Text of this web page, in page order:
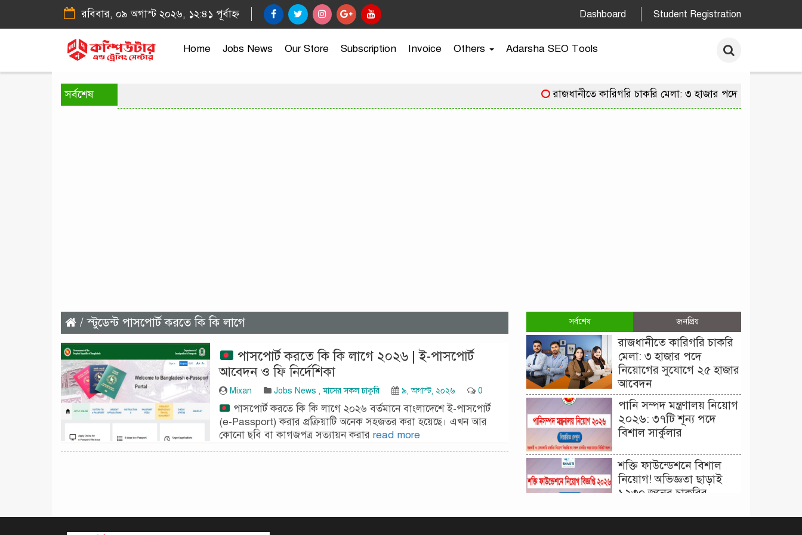
রবিবার, ০৯ অগাস্ট ২০২৬, ১২:৪১ পূর্বাহ্ন Dashboard Student Registration
Home Jobs News Our Store Subscription Invoice Others Adarsha SEO Tools
সর্বশেষ রাজধানীতে কারিগরি চাকরি মেলা: ৩ হাজার পদে নিয়োগের
/ স্টুডেন্ট পাসপোর্ট করতে কি কি লাগে
পাসপোর্ট করতে কি কি লাগে ২০২৬ | ই-পাসপোর্ট
আবেদন ও ফি নির্দেশিকা
Mixan Jobs News ,মাসের সকল চাকুরি ৯, অগাস্ট, ২০২৬ 0
পাসপোর্ট করতে কি কি লাগে ২০২৬ বর্তমানে বাংলাদেশে ই-পাসপোর্ট
(e-Passport) করার প্রক্রিয়াটি অনেক সহজতর করা হয়েছে। এখন আর
কোনো ছবি বা কাগজপত্র সত্যায়ন করার read more
সর্বশেষ জনপ্রিয়
রাজধানীতে কারিগরি চাকরি
মেলা: ৩ হাজার পদে
নিয়োগের সুযোগে ২৫ হাজার
আবেদন
পানি সম্পদ মন্ত্রণালয় নিয়োগ
২০২৬: ৩৭টি শূন্য পদে
বিশাল সার্কুলার
শক্তি ফাউন্ডেশনে বিশাল
নিয়োগ! অভিজ্ঞতা ছাড়াই
১২৩০ জনের চাকরির